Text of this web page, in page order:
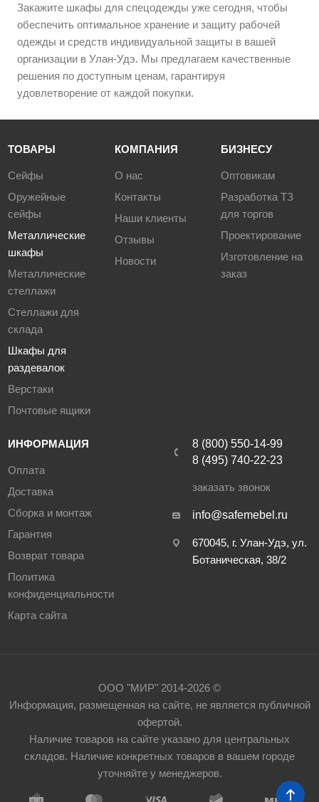
Закажите шкафы для спецодежды уже сегодня, чтобы
обеспечить оптимальное хранение и защиту рабочей
одежды и средств индивидуальной защиты в вашей
организации в Улан-Удэ. Мы предлагаем качественные
решения по доступным ценам, гарантируя
удовлетворение от каждой покупки.
ТОВАРЫ
Сейфы
Оружейные
сейфы
Металлические
шкафы
Металлические
стеллажи
Стеллажи для
склада
Шкафы для
раздевалок
Верстаки
Почтовые ящики
КОМПАНИЯ
О нас
Контакты
Наши клиенты
Отзывы
Новости
БИЗНЕСУ
Оптовикам
Разработка ТЗ
для торгов
Проектирование
Изготовление на
заказ
ИНФОРМАЦИЯ
Оплата
Доставка
Сборка и монтаж
Гарантия
Возврат товара
Политика
конфиденциальности
Карта сайта
8 (800) 550-14-99
8 (495) 740-22-23
заказать звонок
info@safemebel.ru
670045, г. Улан-Удэ, ул.
Ботаническая, 38/2
ООО "МИР" 2014-2026 ©
Информация, размещенная на сайте, не является публичной
офертой.
Наличие товаров на сайте указано для центральных
складов. Наличие конкретных товаров в вашем городе
уточняйте у менеджеров.